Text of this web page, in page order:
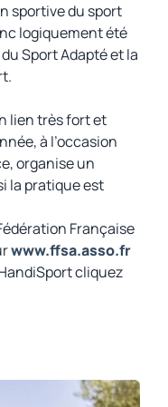
sportive du sport
logiquement été
Sport Adapté et la
lien très fort et
à l’occasion
organise un
la pratique est
Française
www.ffsa.asso.fr
cliquez